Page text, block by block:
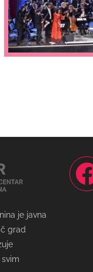
je javna
grad